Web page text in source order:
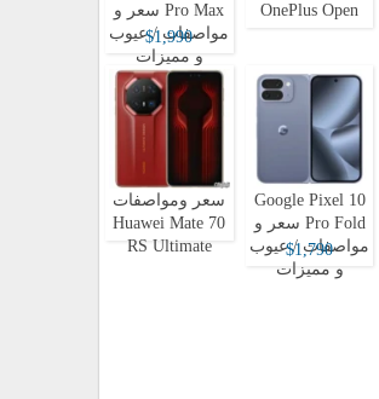
OnePlus Open
Pro Max سعر و
مواصفات / عيوب
و مميزات
$1,990
Google Pixel 10
Pro Fold سعر و
مواصفات / عيوب
و مميزات
$1,790
سعر ومواصفات
Huawei Mate 70
RS Ultimate